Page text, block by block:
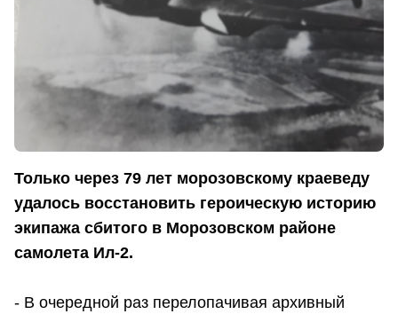
Только через 79 лет морозовскому краеведу
удалось восстановить героическую историю
экипажа сбитого в Морозовском районе
самолета Ил-2.
- В очередной раз перелопачивая архивный